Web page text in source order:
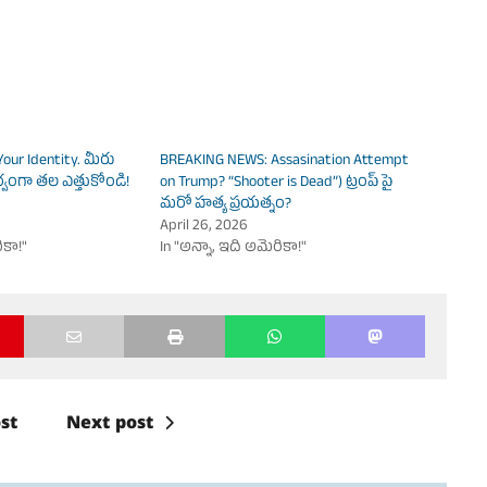
Identity. మీరు
తల ఎత్తుకోండి!
BREAKING NEWS: Assasination Attempt
on Trump? “Shooter is Dead”) ట్రంప్ పై
మరో హత్య ప్రయత్నం?
April 26, 2026
In "అన్నా, ఇది అమెరికా!"
Next post